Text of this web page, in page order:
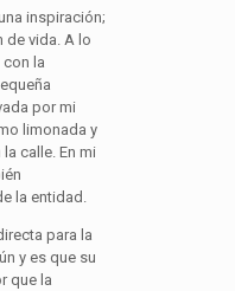
inspiración;
de vida. A lo
con la
por mi
limonada y
calle. En mi
la entidad.
para la
y es que su
que la